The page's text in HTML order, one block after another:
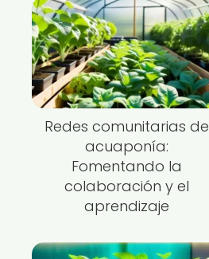
Redes comunitarias de
acuaponía:
Fomentando la
colaboración y el
aprendizaje